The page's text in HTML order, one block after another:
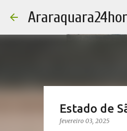
Estado de
fevereiro 03, 2025